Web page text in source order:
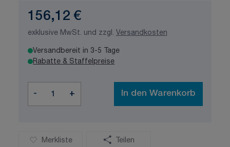
156,12 €
exklusive MwSt. und zzgl. Versandkosten
Versandbereit in 3-5 Tage
Rabatte & Staffelpreise
- + In den Warenkorb
Merkliste Teilen